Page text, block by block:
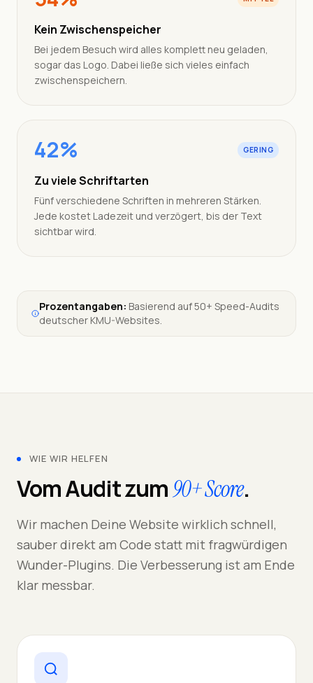
Kein Zwischenspeicher
Bei jedem Besuch wird alles komplett neu geladen,
sogar das Logo. Dabei ließe sich vieles einfach
zwischenspeichern.
42% GERING
Zu viele Schriftarten
Fünf verschiedene Schriften in mehreren Stärken.
Jede kostet Ladezeit und verzögert, bis der Text
sichtbar wird.
Prozentangaben: Basierend auf 50+ Speed-Audits
deutscher KMU-Websites.
WIE WIR HELFEN
Vom Audit zum90+ Score.
Wir machen Deine Website wirklich schnell,
sauber direkt am Code statt mit fragwürdigen
Wunder-Plugins. Die Verbesserung ist am Ende
klar messbar.